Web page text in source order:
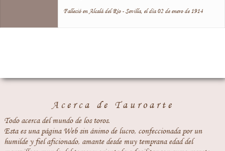
Falleció en Alcalá del Río - Sevilla, el día 02 de enero de 1914
Acerca de Tauroarte
Todo acerca del mundo de los toros.
Esta es una página Web sin ánimo de lucro, confeccionada por un
humilde y fiel aficionado, amante desde muy temprana edad del